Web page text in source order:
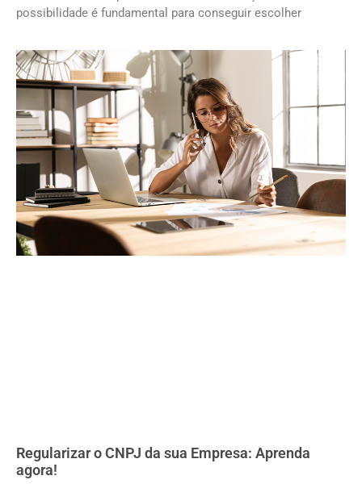
possibilidade é fundamental para conseguir escolher
Regularizar o CNPJ da sua Empresa: Aprenda
agora!